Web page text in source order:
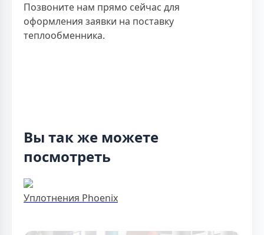
Позвоните нам прямо сейчас для
оформления заявки на поставку
теплообменника.
Вы так же можете
посмотреть
Уплотнения Phoenix